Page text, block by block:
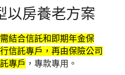
以房養老方案
需結合信託和即期年金保
信託專戶，再由保險公司
專戶 ，專款專用。